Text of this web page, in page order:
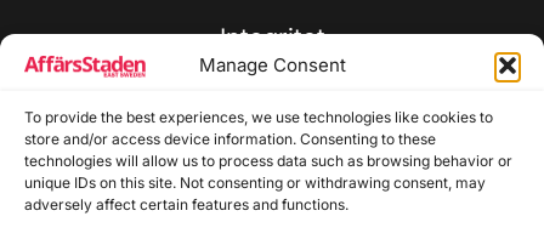
Manage Consent
To provide the best experiences, we use technologies like cookies to
store and/or access device information. Consenting to these
technologies will allow us to process data such as browsing behavior or
unique IDs on this site. Not consenting or withdrawing consent, may
adversely affect certain features and functions.
Integritet
Cookiepolicy
Disclaimer
Redaktionell policy
Utgivarinformation